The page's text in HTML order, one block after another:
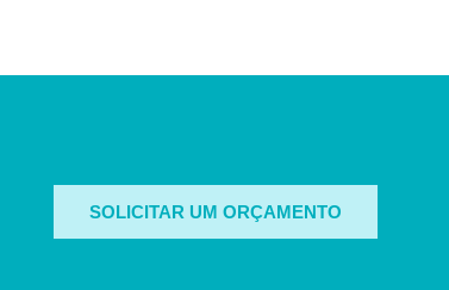
SOLICITAR UM ORÇAMENTO